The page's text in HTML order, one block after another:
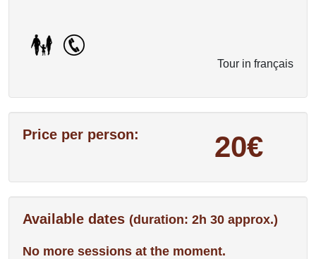
Tour in français
Price per person: 20€
Available dates (duration: 2h 30 approx.)
No more sessions at the moment.